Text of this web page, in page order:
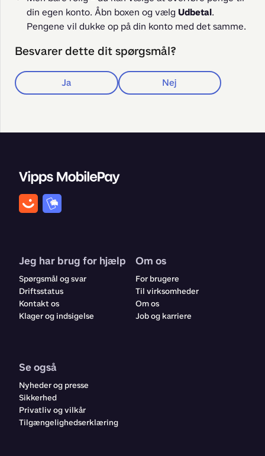
din egen konto. Åbn boxen og vælg Udbetal.
Pengene vil dukke op på din konto med det samme.
Besvarer dette dit spørgsmål?
Ja Nej
Jeg har brug for hjælp
Spørgsmål og svar
Driftsstatus
Kontakt os
Klager og indsigelse
Om os
For brugere
Til virksomheder
Om os
Job og karriere
Se også
Nyheder og presse
Sikkerhed
Privatliv og vilkår
Tilgængelighedserklæring